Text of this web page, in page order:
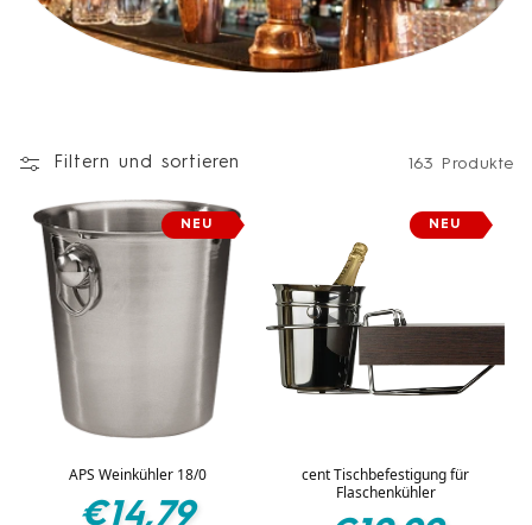
Filtern und sortieren 163 Produkte
NEU
APS Weinkühler 18/0
Normaler
€14,79
NEU
cent Tischbefestigung für
Flaschenkühler